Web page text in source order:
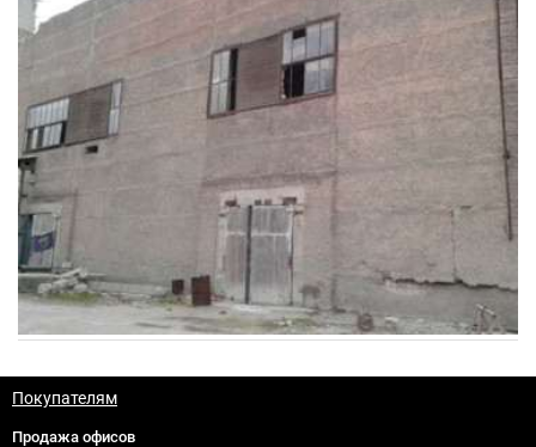
Покупателям
Продажа офисов